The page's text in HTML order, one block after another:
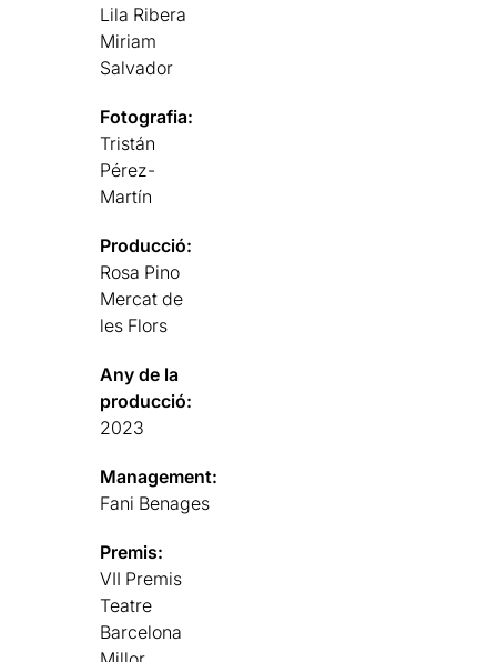
Lila Ribera
Miriam
Salvador
Fotografia:
Tristán
Pérez-
Martín
Producció:
Rosa Pino
Mercat de
les Flors
Any de la
producció:
2023
Management:
Fani Benages
Premis:
VII Premis
Teatre
Barcelona